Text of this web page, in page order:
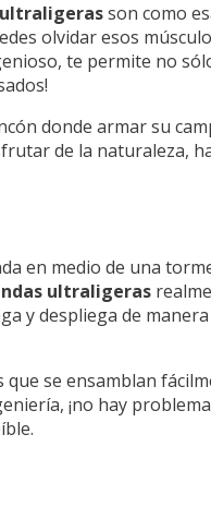
son como
olvidar esos
te permite no
donde armar su
de la naturaleza,
en medio de una
ultraligeras
y despliega de
se ensamblan
¡no hay